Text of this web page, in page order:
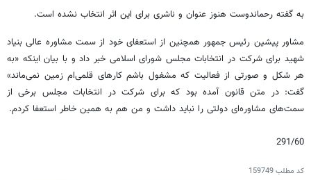
به گفته رحماندوست هنوز عنوان و ناشری برای این اثر انتخاب نشده است.
مشاور پیشین رئیس جمهور همچنین از استعفای خود از سمت مشاوره عالی بنیاد
شهید برای شرکت در انتخابات مجلس شورای اسلامی خبر داد و با بیان اینکه «به
هر شکل و صورتی از فعالیت که مشغول باشم کارهای قلمی‌ام زمین نمی‌ماند»
گفت: در متن قانون آمده بود که برای شرکت در انتخابات مجلس برخی از
سمت‌های مشاوره‌ای دولتی را نباید داشت و من هم به همین خاطر استعفا کردم.
291/60
کد مطلب159749